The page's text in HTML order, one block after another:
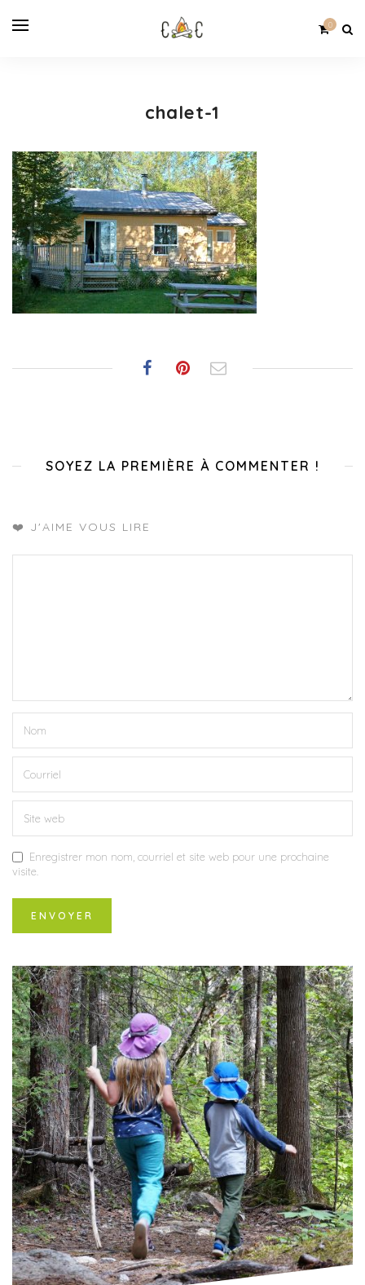
0
chalet-1
SOYEZ LA PREMIÈRE À COMMENTER !
❤️ J'AIME VOUS LIRE
Enregistrer mon nom, courriel et site web pour une prochaine
visite.